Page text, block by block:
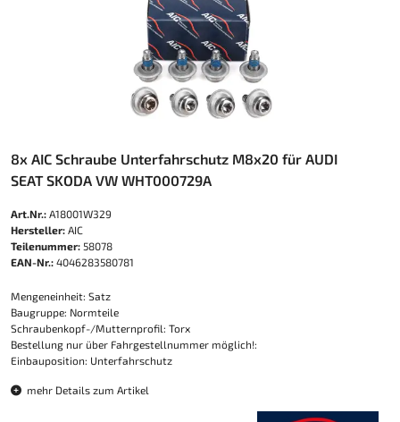
8x AIC Schraube Unterfahrschutz M8x20 für AUDI
SEAT SKODA VW WHT000729A
Art.Nr.: A18001W329
Hersteller: AIC
Teilenummer: 58078
EAN-Nr.: 4046283580781
Mengeneinheit: Satz
Baugruppe: Normteile
Schraubenkopf-/Mutternprofil: Torx
Bestellung nur über Fahrgestellnummer möglich!:
Einbauposition: Unterfahrschutz
mehr Details zum Artikel